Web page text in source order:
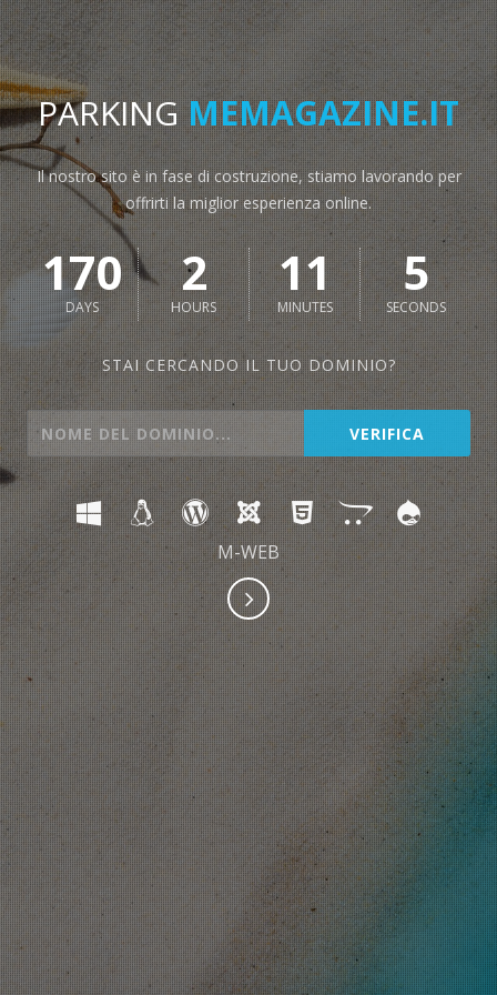
PARKINGMEMAGAZINE.IT
Il nostro sito è in fase di costruzione, stiamo lavorando per
offrirti la miglior esperienza online.
170
DAYS
2
HOURS
11
MINUTES
5
SECONDS
STAI CERCANDO IL TUO DOMINIO?
M-WEB